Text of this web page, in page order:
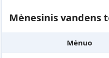
Mėnesinis vandens
Mėnuo